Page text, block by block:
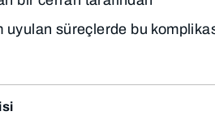
uyulan süreçlerde bu